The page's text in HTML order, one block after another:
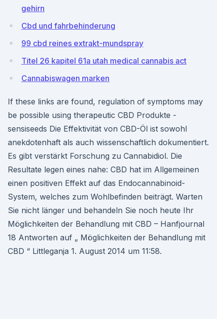
gehirn
Cbd und fahrbehinderung
99 cbd reines extrakt-mundspray
Titel 26 kapitel 61a utah medical cannabis act
Cannabiswagen marken
If these links are found, regulation of symptoms may
be possible using therapeutic CBD Produkte -
sensiseeds Die Effektivität von CBD-Öl ist sowohl
anekdotenhaft als auch wissenschaftlich dokumentiert.
Es gibt verstärkt Forschung zu Cannabidiol. Die
Resultate legen eines nahe: CBD hat im Allgemeinen
einen positiven Effekt auf das Endocannabinoid-
System, welches zum Wohlbefinden beiträgt. Warten
Sie nicht länger und behandeln Sie noch heute Ihr
Möglichkeiten der Behandlung mit CBD – Hanfjournal
18 Antworten auf „ Möglichkeiten der Behandlung mit
CBD “ Littleganja 1. August 2014 um 11:58.